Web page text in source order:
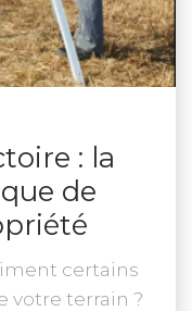
: la
de
certains
votre terrain ?